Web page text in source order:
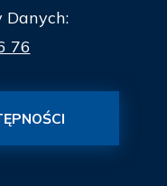
Danych:
76